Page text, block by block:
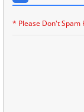
* Please Don't Spam